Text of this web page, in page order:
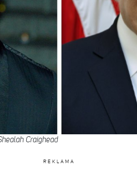
Craighead
REKLAMA